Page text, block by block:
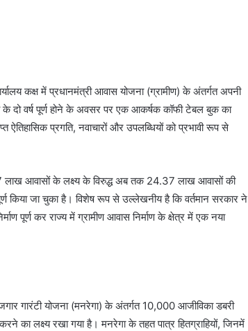
कक्ष में प्रधानमंत्री आवास योजना (ग्रामीण) के अंतर्गत अपनी
दो वर्ष पूर्ण होने के अवसर पर एक आकर्षक कॉफी टेबल बुक का
प्रगति, नवाचारों और उपलब्धियों को प्रभावी रूप से
लाख आवासों के लक्ष्य के विरुद्ध अब तक 24.37 लाख आवासों की
किया जा चुका है। विशेष रूप से उल्लेखनीय है कि वर्तमान सरकार ने
पूर्ण कर राज्य में ग्रामीण आवास निर्माण के क्षेत्र में एक नया
गारंटी योजना (मनरेगा) के अंतर्गत 10,000 आजीविका डबरी
का लक्ष्य रखा गया है। मनरेगा के तहत पात्र हितग्राहियों, जिनमें